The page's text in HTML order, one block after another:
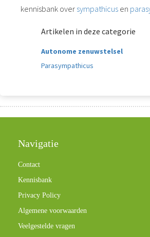
kennisbank over sympathicus en
Artikelen in deze categorie
Autonome zenuwstelsel
Parasympathicus
Navigatie
Contact
Kennisbank
Privacy Policy
Algemene voorwaarden
Veelgestelde vragen